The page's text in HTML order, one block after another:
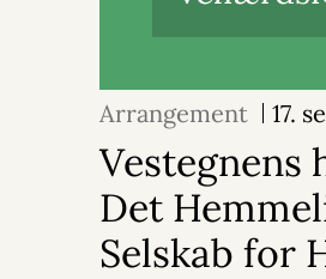
Arrangement 17.
Vestegnens
Det
Selskab for